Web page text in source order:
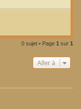
0 sujet • Page 1 sur 1
Aller à